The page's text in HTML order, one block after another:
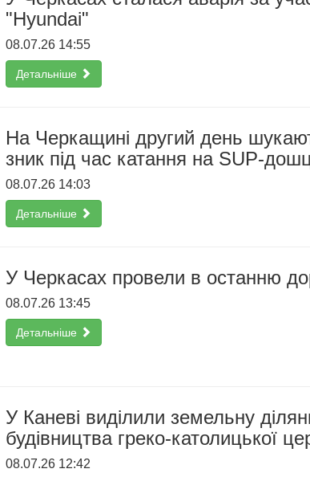
"Hyundai"
08.07.26 14:55
Детальніше
На Черкащині другий день
зник під час катання на SUP-
08.07.26 14:03
Детальніше
У Черкасах провели в останню
08.07.26 13:45
Детальніше
У Каневі виділили земельну
будівництва греко-католицької
08.07.26 12:42